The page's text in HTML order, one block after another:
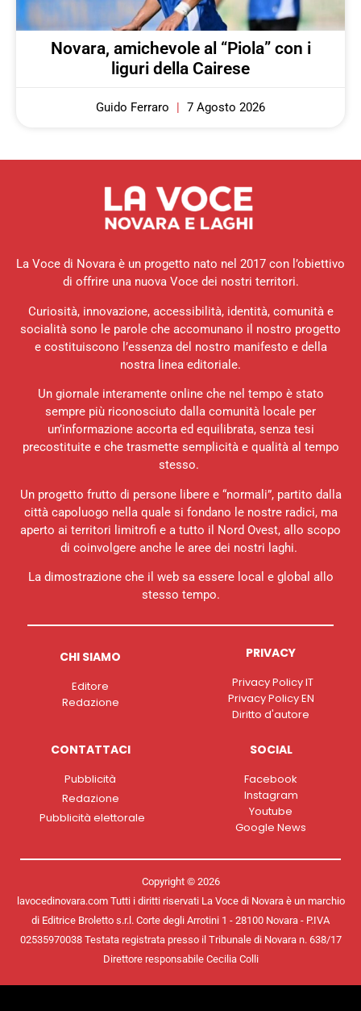
Novara, amichevole al “Piola” con i
liguri della Cairese
Guido Ferraro 7 Agosto 2026
La Voce di Novara è un progetto nato nel 2017 con l’obiettivo
di offrire una nuova Voce dei nostri territori.
Curiosità, innovazione, accessibilità, identità, comunità e
socialità sono le parole che accomunano il nostro progetto
e costituiscono l’essenza del nostro manifesto e della
nostra linea editoriale.
Un giornale interamente online che nel tempo è stato
sempre più riconosciuto dalla comunità locale per
un’informazione accorta ed equilibrata, senza tesi
precostituite e che trasmette semplicità e qualità al tempo
stesso.
Un progetto frutto di persone libere e “normali”, partito dalla
città capoluogo nella quale si fondano le nostre radici, ma
aperto ai territori limitrofi e a tutto il Nord Ovest, allo scopo
di coinvolgere anche le aree dei nostri laghi.
La dimostrazione che il web sa essere local e global allo
stesso tempo.
CHI SIAMO
Editore
Redazione
PRIVACY
Privacy Policy IT
Privacy Policy EN
Diritto d'autore
CONTATTACI
Pubblicità
Redazione
Pubblicità elettorale
SOCIAL
Facebook
Instagram
Youtube
Google News
Copyright © 2026
lavocedinovara.com Tutti i diritti riservati La Voce di Novara è un marchio
di Editrice Broletto s.r.l. Corte degli Arrotini 1 - 28100 Novara - P.IVA
02535970038 Testata registrata presso il Tribunale di Novara n. 638/17
Direttore responsabile Cecilia Colli